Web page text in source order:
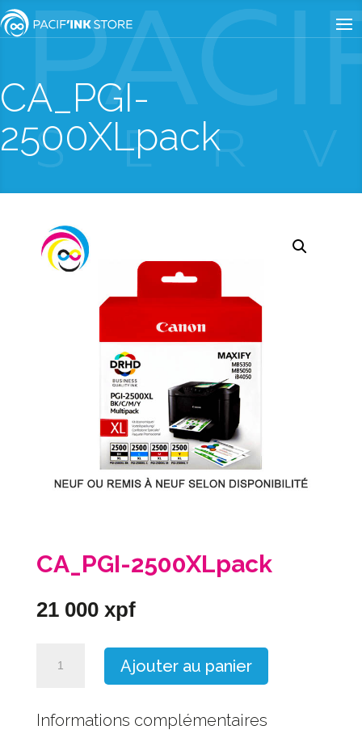
CA_PGI-
2500XLpack
CA_PGI-2500XLpack
21 000 xpf
Ajouter au panier
Informations complémentaires